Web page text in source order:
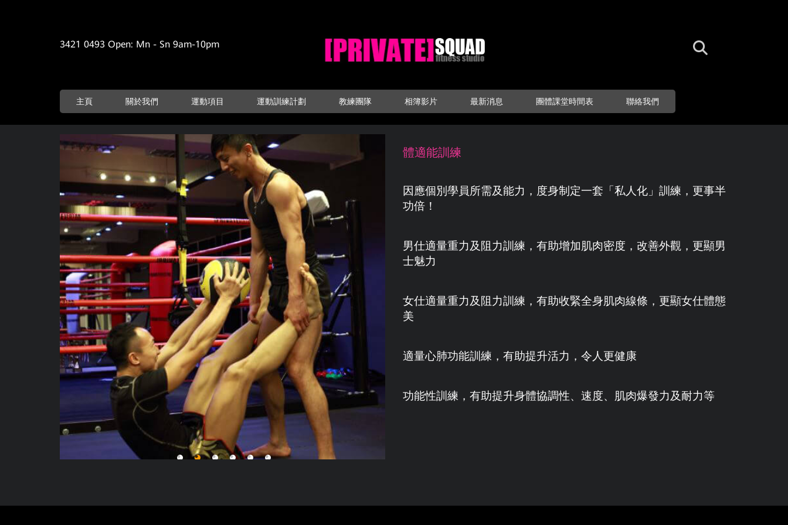
3421 0493 Open: Mn - Sn 9am-10pm
主頁 關於我們 運動項目 運動訓練計劃 教練團隊 相簿影片 最新消息 團體課堂時間表 聯絡我們
體適能訓練
因應個別學員所需及能力，度身制定一套「私人化」訓練，更事半
功倍！
男仕適量重力及阻力訓練，有助增加肌肉密度，改善外觀，更顯男
士魅力
女仕適量重力及阻力訓練，有助收緊全身肌肉線條，更顯女仕體態
美
適量心肺功能訓練，有助提升活力，令人更健康
功能性訓練，有助提升身體協調性、速度、肌肉爆發力及耐力等